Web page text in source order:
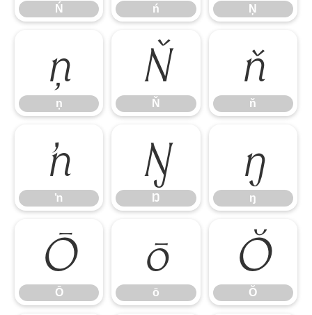
Ń ń Ņ
ņ
ņ
Ň
Ň
ň
ň
ŉ
ŉ
Ŋ
Ŋ
ŋ
ŋ
Ō
Ō
ō
ō
Ŏ
Ŏ